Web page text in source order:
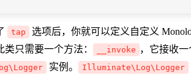
tap
选项后，你就可以定义自定义
只需要一个方法：
__invoke ，它接收一
实例。 Illuminate\Log\Logger